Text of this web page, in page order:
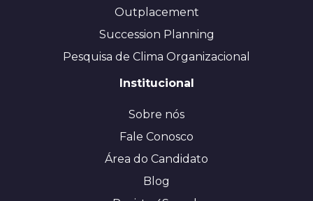
Outplacement
Succession Planning
Pesquisa de Clima Organizacional
Institucional
Sobre nós
Fale Conosco
Área do Candidato
Blog